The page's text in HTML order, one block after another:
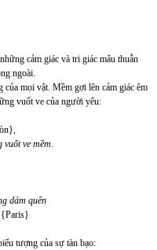
cảm giác và tri giác mâu thuẫn
ngoài.
của mọi vật. Mềm gợi lên cảm giác êm
vuốt ve của người yêu:
ve mềm.
dám quên
tượng của sự tàn bạo: